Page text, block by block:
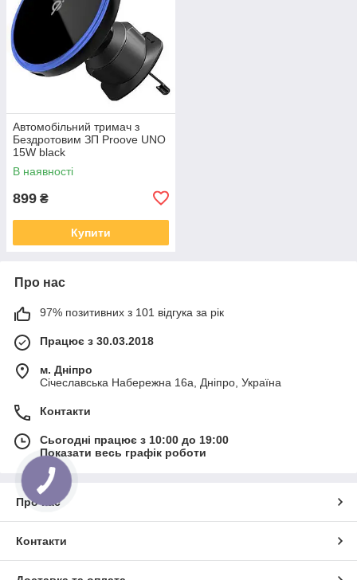
Автомобільний тримач з
Бездротовим ЗП Proove UNO
15W black
В наявності
899 ₴
Купити
Про нас
97% позитивних з 101 відгука за рік
Працює з 30.03.2018
м. Дніпро
Січеславська Набережна 16а, Дніпро, Україна
Контакти
Сьогодні працює з 10:00 до 19:00
Показати весь графік роботи
Про нас
Контакти